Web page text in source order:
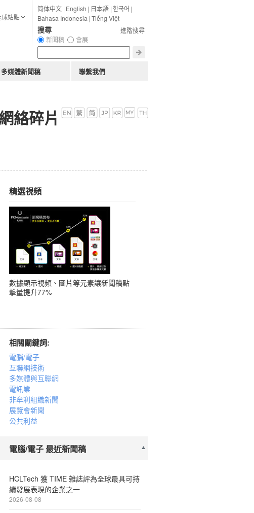
絡碎片
精選視頻
數據顯示視頻、圖片等元素讓新聞稿點
擊量提升77%
相關關鍵詞:
電腦/電子
互聯網技術
多媒體與互聯網
電訊業
非牟利組織新聞
展覽會新聞
公共利益
電腦/電子 最近新聞稿
HCLTech 獲 TIME 雜誌評為全球最具可持
續發展表現的企業之一
2026-08-08
简体中文| English | 日本語|한국어 |
Bahasa Indonesia |Tiếng Việt
進階搜尋
搜尋
新聞稿 會展
球站點
多媒體新聞稿 聯繫我們